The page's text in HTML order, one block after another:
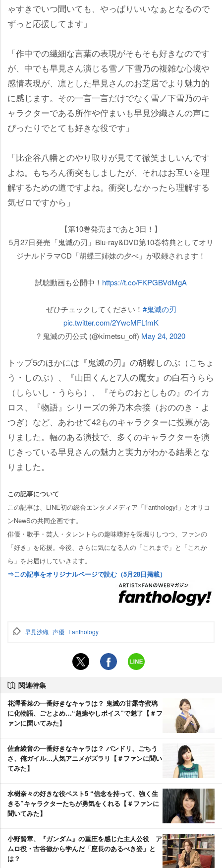
ゃすきでいつ聞いても、やっぱりいいなぁとなるので
ずっと応援してます」
「作中での繊細な言葉の表現がそもそも好きなのです
が、中でも早見さん演じる雪ノ下雪乃の複雑な心境
感情表現が、凛とした早見さんのお芝居でより魅力的
に感じます。その一言一言だけでなく雪ノ下雪乃のキ
ャラクターである所作や佇まいも早見沙織さんの声に
ぴったりでとても好きな役です」
「比企谷八幡とのやり取りが見てて微笑ましいんです
よね。もちろん衝突もしましたが、それはお互いを理
解するための道ですよね。衝突しなかったら理解する
気ゼロですから」
【第10巻発売まであと3日！】
5月27日発売「鬼滅の刃」Blu-ray&DVD第10巻特典としてオリ
ジナルドラマCD「胡蝶三姉妹の夕べ」が収録されます！
試聴動画も公開中！ https://t.co/FKPGBVdMgA
ぜひチェックしてください！ #鬼滅の刃
pic.twitter.com/2YwcMFLfmK
? 鬼滅の刃公式 (@kimetsu_off) May 24, 2020
トップ5のほかには『鬼滅の刃』の胡蝶しのぶ（こちょ
う・しのぶ）、『山田くんと7人の魔女』の白石うらら
（しらいし・うらら）、『そらのおとしもの』のイカ
ロス、『物語』シリーズの斧乃木余接（おののき・よ
つぎ）など、あわせて42ものキャラクターに投票があ
りました。幅のある演技で、多くのキャラクターを演
じきっている早見さんの魅力と実力がわかる結果とな
りました。
この記事について
この記事は、LINE初の総合エンタメメディア「Fanthology!」とオリコ
ンNewSの共同企画です。
俳優・歌手・芸人・タレントらの趣味嗜好を深堀りしつつ、ファンの
「好き」を応援。今後、さらに気になる人の「これまで」と「これか
ら」をお届けしていきます。
⇒この記事をオリジナルページで読む（5月28日掲載）
早見沙織 声優 Fanthology
関連特集
花澤香菜の一番好きなキャラは？ 鬼滅の甘露寺蜜璃
に化物語、ごとよめ…“超癒やしボイス”で魅了【＃フ
ァンに聞いてみた】
佐倉綾音の一番好きなキャラは？ バンドリ、ごちう
さ、俺ガイル…人気アニメがズラリ【＃ファンに聞い
てみた】
水樹奈々の好きな役ベスト5 “信念を持って、強く生
きる”キャラクターたちが勇気をくれる【＃ファンに
聞いてみた】
小野賢章、『ガンダム』の重圧を感じた主人公役 ア
ムロ役・古谷徹から学んだ「座長のあるべき姿」と
は？